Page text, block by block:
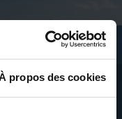
propos des cookies